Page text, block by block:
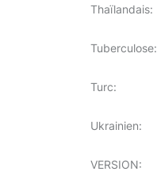
Thaïlandais:
Tuberculose:
Turc:
Ukrainien:
VERSION: